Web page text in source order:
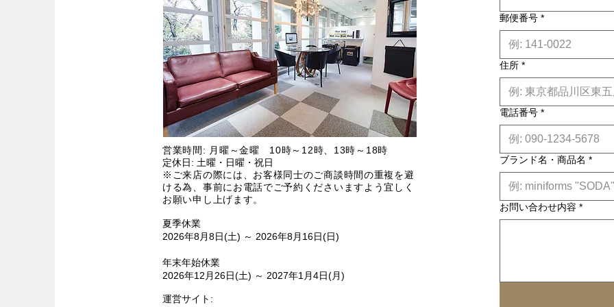
営業時間: 月曜～金曜 10時～12時、13時～18時
定休日: 土曜・日曜・祝日
※ご来店の際には、お客様同士のご商談時間の重複を避
ける為、事前にお電話でご予約くださいますよう宜しく
お願い申し上げます。
夏季休業
2026年8月8日(土) ～ 2026年8月16日(日)
年末年始休業
2026年12月26日(土) ～ 2027年1月4日(月)
運営サイト:
郵便番号 *
住所 *
電話番号 *
ブランド名・商品名 *
お問い合わせ内容 *